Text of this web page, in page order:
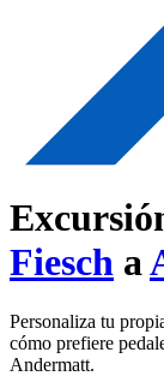
Fiesch a
Personaliza tu
cómo prefiere
Andermatt.